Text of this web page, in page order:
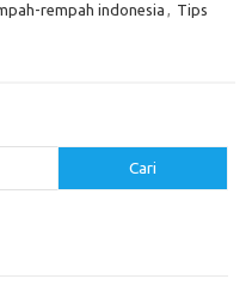
rempah indonesia , Tips
Cari